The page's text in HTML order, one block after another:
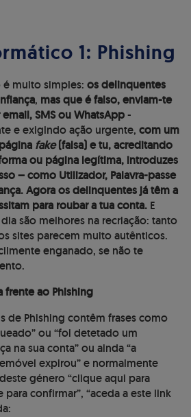
1: Phishing
muito simples: os delinquentes
, mas que é falso, enviam-te
SMS ou WhatsApp-
e exigindo ação urgente, com um
fake(falsa)e tu, acreditando
ou página legítima, introduzes
– como Utilizador, Palavra-passe
Agora os delinquentes já têm a
para roubar a tua conta. E
são melhores na recriação: tanto
sites parecem muito autênticos.
enganado, se não te
frente ao Phishing
de Phishing contêm frases como
ou “foi detetado um
na sua conta” ou ainda “a
expirou” e normalmente
género “clique aqui para
confirmar”, “aceda a este link